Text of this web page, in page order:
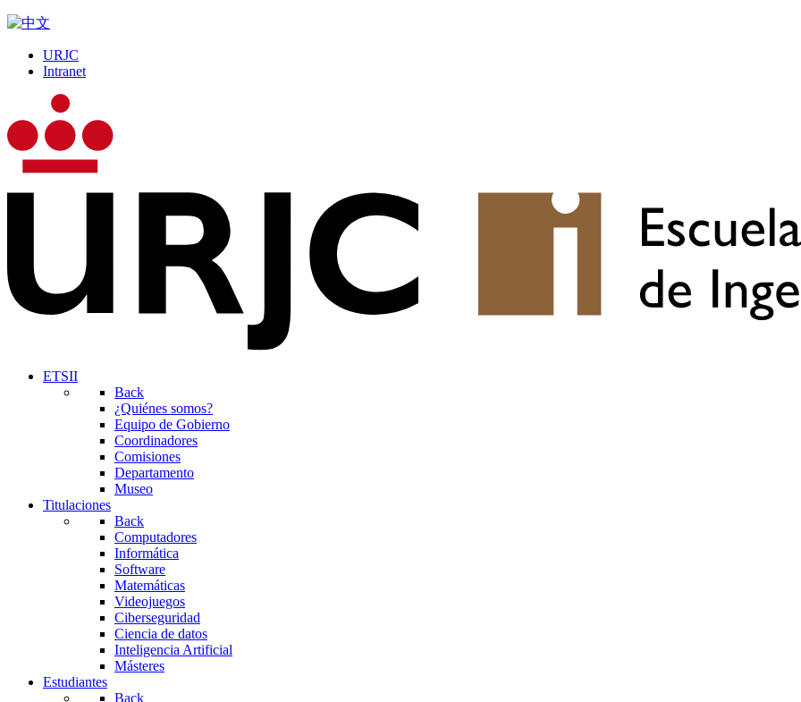
URJC
Intranet
ETSII
Back
¿Quiénes somos?
Equipo de Gobierno
Coordinadores
Comisiones
Departamento
Museo
Titulaciones
Back
Computadores
Informática
Software
Matemáticas
Videojuegos
Ciberseguridad
Ciencia de datos
Inteligencia Artificial
Másteres
Estudiantes
Back